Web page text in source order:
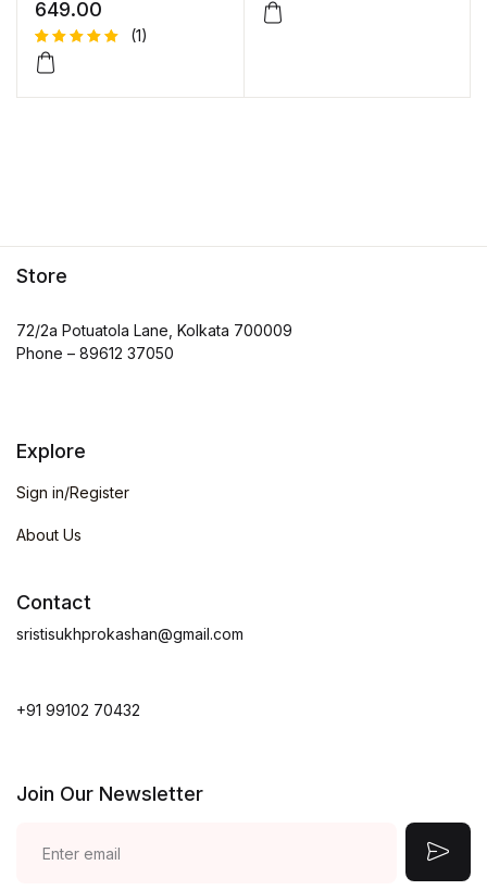
649.00
Rated
of 5
1
(1)
Store
72/2a Potuatola Lane, Kolkata 700009
Phone – 89612 37050
Explore
Sign in/Register
About Us
Contact
sristisukhprokashan@gmail.com
+91 99102 70432
Join Our Newsletter